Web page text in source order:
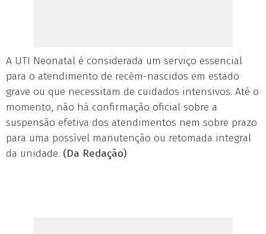
A UTI Neonatal é considerada um serviço essencial
para o atendimento de recém-nascidos em estado
grave ou que necessitam de cuidados intensivos. Até o
momento, não há confirmação oficial sobre a
suspensão efetiva dos atendimentos nem sobre prazo
para uma possível manutenção ou retomada integral
da unidade. (Da Redação)